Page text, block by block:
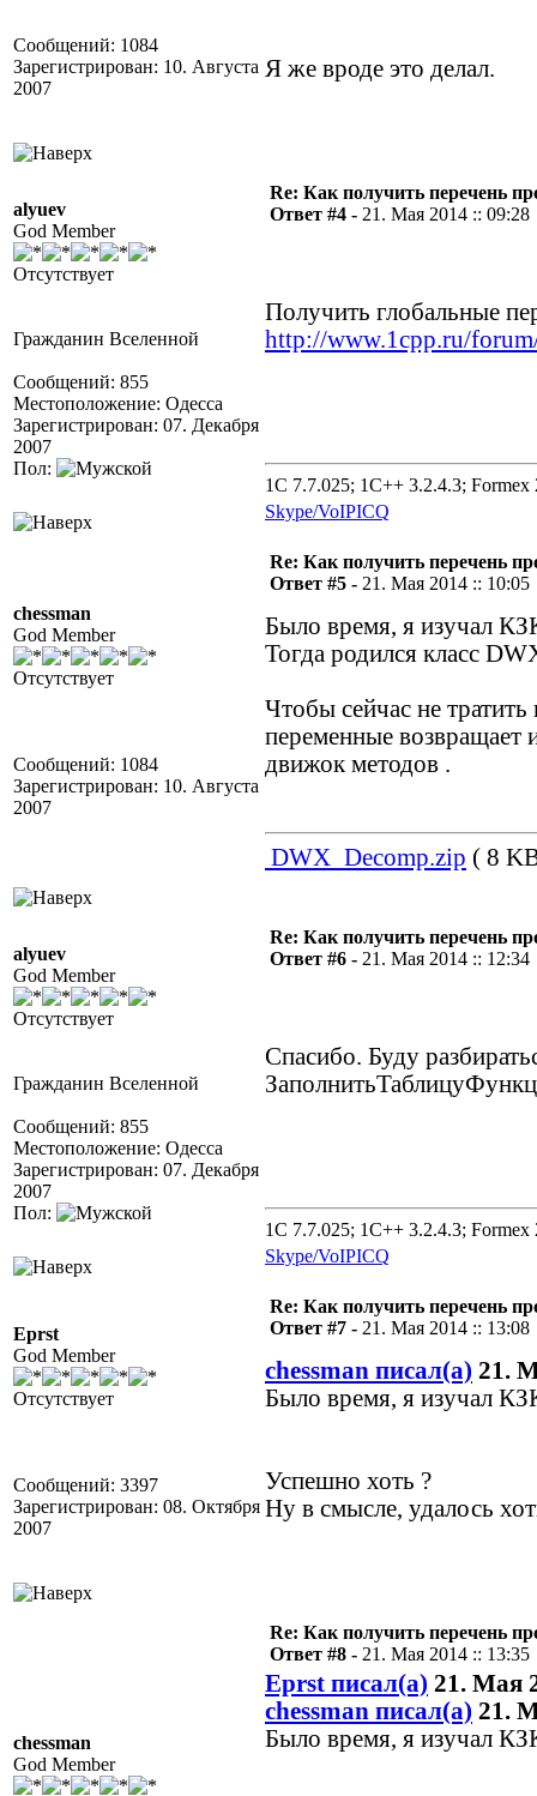
Сообщений: 1084
Зарегистрирован: 10. Августа
2007
Я же вроде это делал.
alyuev
God Member
Отсутствует
Гражданин Вселенной
Сообщений: 855
Местоположение: Одесса
Зарегистрирован: 07. Декабря
2007
Пол:
Re: Как получить перечень
Ответ #4 - 21. Мая 2014 :: 09:28
Получить глобальные
http://www.1cpp.ru/
1C 7.7.025; 1C++ 3.2.4.3; Formex
Skype/VoIPICQ
chessman
God Member
Отсутствует
Сообщений: 1084
Зарегистрирован: 10. Августа
2007
Re: Как получить перечень
Ответ #5 - 21. Мая 2014 :: 10:05
Было время, я изучал
Тогда родился класс
Чтобы сейчас не
переменные возвращает
движок методов .
DWX_Decomp.zip ( 8
alyuev
God Member
Отсутствует
Гражданин Вселенной
Сообщений: 855
Местоположение: Одесса
Зарегистрирован: 07. Декабря
2007
Пол:
Re: Как получить перечень
Ответ #6 - 21. Мая 2014 :: 12:34
Спасибо. Буду
1C 7.7.025; 1C++ 3.2.4.3; Formex
Skype/VoIPICQ
Eprst
God Member
Отсутствует
Сообщений: 3397
Зарегистрирован: 08. Октября
2007
Re: Как получить перечень
Ответ #7 - 21. Мая 2014 :: 13:08
chessman писал(а) 21.
Было время, я изучал
Успешно хоть ?
Ну в смысле, удалось
chessman
God Member
Re: Как получить перечень
Ответ #8 - 21. Мая 2014 :: 13:35
Eprst писал(а) 21. Мая
chessman писал(а) 21.
Было время, я изучал